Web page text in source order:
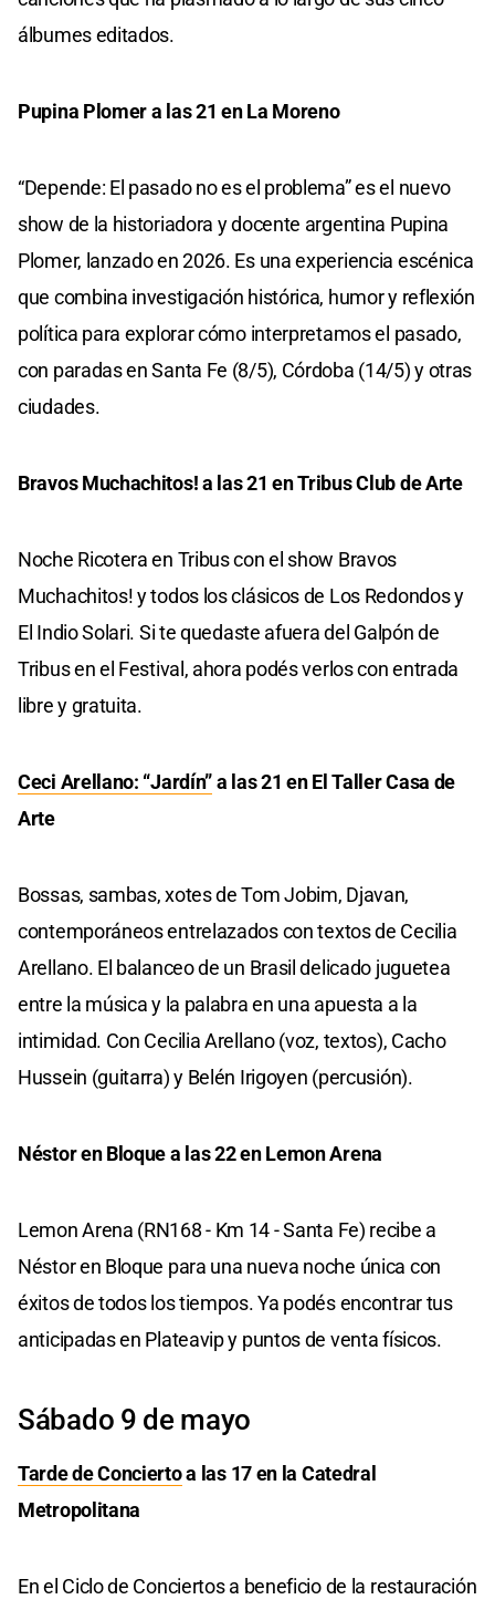
álbumes editados.
Pupina Plomer a las 21 en La Moreno
“Depende: El pasado no es el problema” es el nuevo
show de la historiadora y docente argentina Pupina
Plomer, lanzado en 2026. Es una experiencia escénica
que combina investigación histórica, humor y reflexión
política para explorar cómo interpretamos el pasado,
con paradas en Santa Fe (8/5), Córdoba (14/5) y otras
ciudades.
Bravos Muchachitos! a las 21 en Tribus Club de Arte
Noche Ricotera en Tribus con el show Bravos
Muchachitos! y todos los clásicos de Los Redondos y
El Indio Solari. Si te quedaste afuera del Galpón de
Tribus en el Festival, ahora podés verlos con entrada
libre y gratuita.
Ceci Arellano: “Jardín”a las 21 en El Taller Casa de
Arte
Bossas, sambas, xotes de Tom Jobim, Djavan,
contemporáneos entrelazados con textos de Cecilia
Arellano. El balanceo de un Brasil delicado juguetea
entre la música y la palabra en una apuesta a la
intimidad. Con Cecilia Arellano (voz, textos), Cacho
Hussein (guitarra) y Belén Irigoyen (percusión).
Néstor en Bloque a las 22 en Lemon Arena
Lemon Arena (RN168 - Km 14 - Santa Fe) recibe a
Néstor en Bloque para una nueva noche única con
éxitos de todos los tiempos. Ya podés encontrar tus
anticipadas en Plateavip y puntos de venta físicos.
Sábado 9 de mayo
Tarde de Conciertoa las 17 en la Catedral
Metropolitana
En el Ciclo de Conciertos a beneficio de la restauración